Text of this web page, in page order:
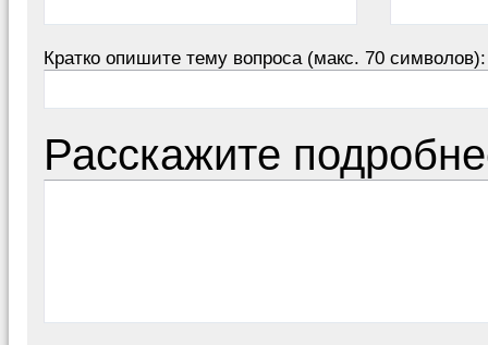
Кратко опишите тему вопроса (макс. 70 символов):
Расскажите